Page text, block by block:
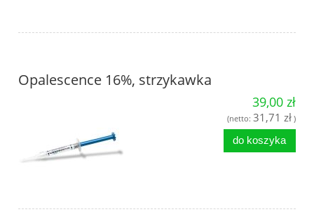
Opalescence 16%, strzykawka
39,00 zł
(netto: 31,71 zł )
do koszyka